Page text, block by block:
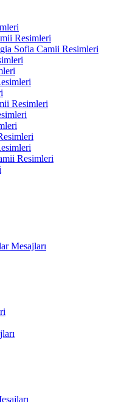
Resimleri
Sofia Camii Resimleri
Resimleri
Resimleri
Mesajları